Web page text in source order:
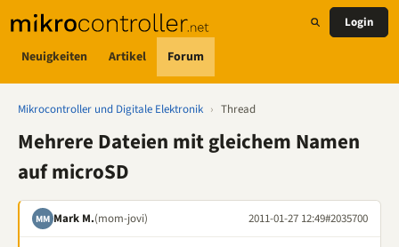
Neuigkeiten Artikel Forum
Login
Mikrocontroller und Digitale Elektronik › Thread
Mehrere Dateien mit gleichem Namen
auf microSD
MM Mark M.(mom-jovi) 2011-01-27 12:49#2035700